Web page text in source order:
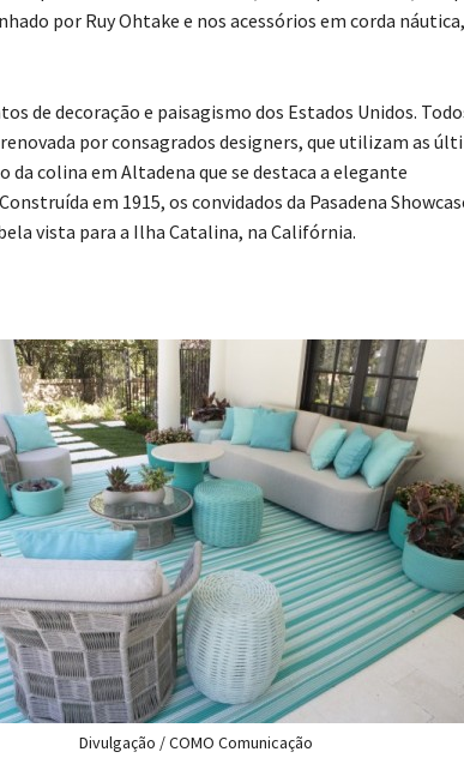
por Ruy Ohtake e nos acessórios em corda náutica,
de decoração e paisagismo dos Estados Unidos.
por consagrados designers, que utilizam as
colina em Altadena que se destaca a elegante
em 1915, os convidados da Pasadena
vista para a Ilha Catalina, na Califórnia.
Divulgação / COMO Comunicação